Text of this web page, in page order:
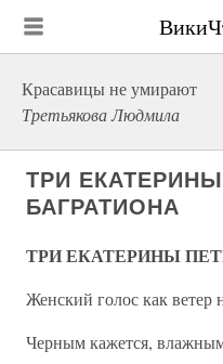
Красавицы не умирают
Третьякова Людмила
ТРИ
БАГРАТИОНА
ТРИ ЕКАТЕРИНЫ
Женский голос как ветер
Черным кажется,